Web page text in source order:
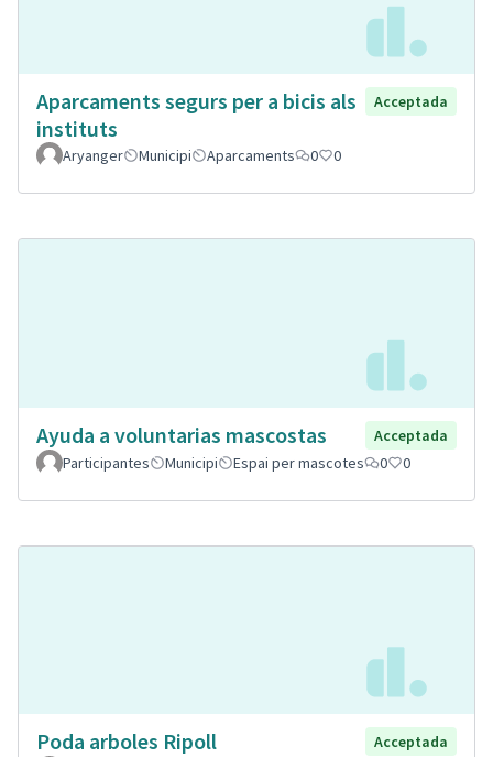
Aparcaments segurs per a bicis als
instituts
Acceptada
Aryanger Municipi Aparcaments 0 0
Ayuda a voluntarias mascostas
Acceptada
Participantes
Municipi Espai per mascotes 0 0
Poda arboles Ripoll
Acceptada